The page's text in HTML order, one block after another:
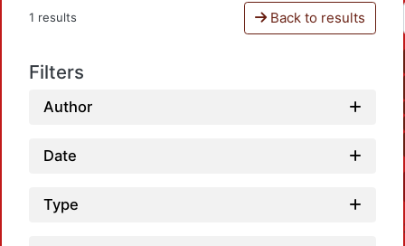
1 results Back to results
Filters
Author
Date
Type